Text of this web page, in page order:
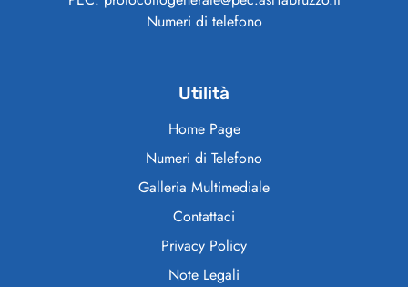
Numeri di telefono
Utilità
Home Page
Numeri di Telefono
Galleria Multimediale
Contattaci
Privacy Policy
Note Legali